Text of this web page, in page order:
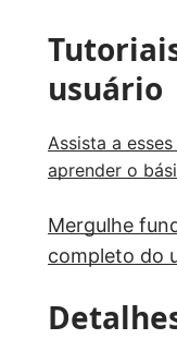
usuário
Assista a
aprender o
Mergulhe
completo do